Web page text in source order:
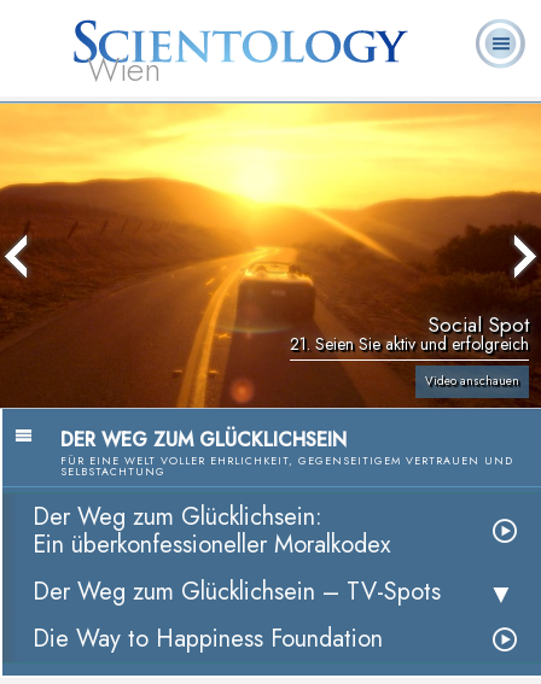
Wien
Scientology?
Geistliche
Fragen
Social Spot
21. Seien Sie aktiv und erfolgreich
Video anschauen
DER WEG ZUM GLÜCKLICHSEIN
FÜR EINE WELT VOLLER EHRLICHKEIT, GEGENSEITIGEM VERTRAUEN UND
SELBSTACHTUNG
Der Weg zum Glücklichsein:
Ein überkonfessioneller Moralkodex
Der Weg zum Glücklichsein – TV-Spots
Die Way to Happiness Foundation